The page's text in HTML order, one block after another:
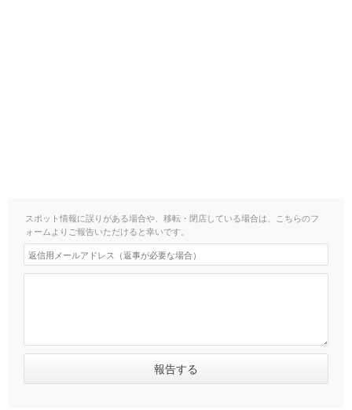
スポット情報に誤りがある場合や、移転・閉店している場合は、こちらのフ
ォームよりご報告いただけると幸いです。